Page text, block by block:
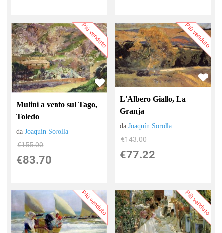
Più venduto
Mulini a vento sul Tago,
Toledo
daJoaquín Sorolla
€155.00
€83.70
Più venduto
L'Albero Giallo, La
Granja
daJoaquín Sorolla
€143.00
€77.22
Più venduto Più venduto